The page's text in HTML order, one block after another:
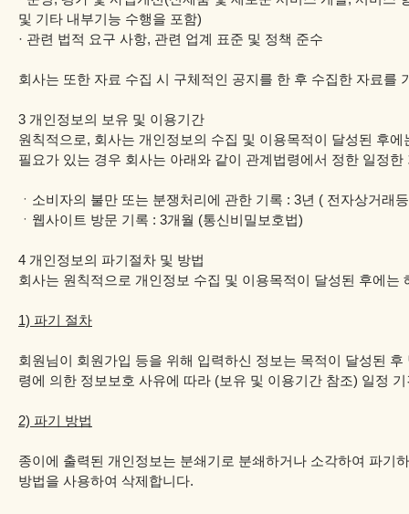
및 기타 내부기능 수행을 포함)
· 관련 법적 요구 사항, 관련 업계 표준 및 정책 준수
회사는 또한 자료 수집 시 구체적인 공지를 한 후 수집한 자료를
3 개인정보의 보유 및 이용기간
원칙적으로, 회사는 개인정보의 수집 및 이용목적이 달성된 후
필요가 있는 경우 회사는 아래와 같이 관계법령에서 정한 일정
ㆍ소비자의 불만 또는 분쟁처리에 관한 기록 : 3년 ( 전자상거래
ㆍ웹사이트 방문 기록 : 3개월 (통신비밀보호법)
4 개인정보의 파기절차 및 방법
회사는 원칙적으로 개인정보 수집 및 이용목적이 달성된 후에
1) 파기 절차
회원님이 회원가입 등을 위해 입력하신 정보는 목적이 달성된
령에 의한 정보보호 사유에 따라 (보유 및 이용기간 참조) 일정
2) 파기 방법
종이에 출력된 개인정보는 분쇄기로 분쇄하거나 소각하여 파기
방법을 사용하여 삭제합니다.